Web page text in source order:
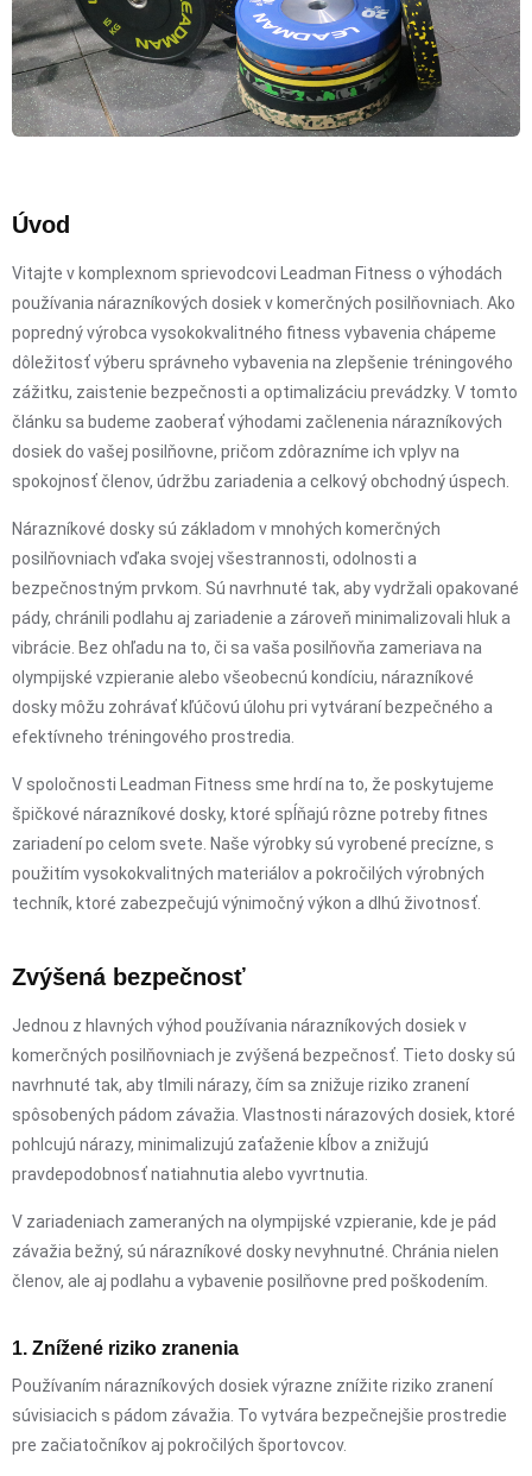
Úvod
Vitajte v komplexnom sprievodcovi Leadman Fitness o výhodách
používania nárazníkových dosiek v komerčných posilňovniach. Ako
popredný výrobca vysokokvalitného fitness vybavenia chápeme
dôležitosť výberu správneho vybavenia na zlepšenie tréningového
zážitku, zaistenie bezpečnosti a optimalizáciu prevádzky. V tomto
článku sa budeme zaoberať výhodami začlenenia nárazníkových
dosiek do vašej posilňovne, pričom zdôrazníme ich vplyv na
spokojnosť členov, údržbu zariadenia a celkový obchodný úspech.
Nárazníkové dosky sú základom v mnohých komerčných
posilňovniach vďaka svojej všestrannosti, odolnosti a
bezpečnostným prvkom. Sú navrhnuté tak, aby vydržali opakované
pády, chránili podlahu aj zariadenie a zároveň minimalizovali hluk a
vibrácie. Bez ohľadu na to, či sa vaša posilňovňa zameriava na
olympijské vzpieranie alebo všeobecnú kondíciu, nárazníkové
dosky môžu zohrávať kľúčovú úlohu pri vytváraní bezpečného a
efektívneho tréningového prostredia.
V spoločnosti Leadman Fitness sme hrdí na to, že poskytujeme
špičkové nárazníkové dosky, ktoré spĺňajú rôzne potreby fitnes
zariadení po celom svete. Naše výrobky sú vyrobené precízne, s
použitím vysokokvalitných materiálov a pokročilých výrobných
techník, ktoré zabezpečujú výnimočný výkon a dlhú životnosť.
Zvýšená bezpečnosť
Jednou z hlavných výhod používania nárazníkových dosiek v
komerčných posilňovniach je zvýšená bezpečnosť. Tieto dosky sú
navrhnuté tak, aby tlmili nárazy, čím sa znižuje riziko zranení
spôsobených pádom závažia. Vlastnosti nárazových dosiek, ktoré
pohlcujú nárazy, minimalizujú zaťaženie kĺbov a znižujú
pravdepodobnosť natiahnutia alebo vyvrtnutia.
V zariadeniach zameraných na olympijské vzpieranie, kde je pád
závažia bežný, sú nárazníkové dosky nevyhnutné. Chránia nielen
členov, ale aj podlahu a vybavenie posilňovne pred poškodením.
1. Znížené riziko zranenia
Používaním nárazníkových dosiek výrazne znížite riziko zranení
súvisiacich s pádom závažia. To vytvára bezpečnejšie prostredie
pre začiatočníkov aj pokročilých športovcov.